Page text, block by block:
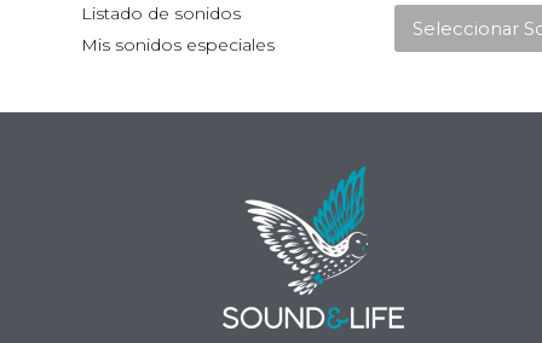
Seleccionar
Listado de sonidos
Mis sonidos especiales